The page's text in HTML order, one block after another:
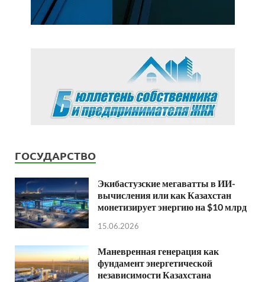
ГОСУДАРСТВО
Экибастузские мегаватты в ИИ-
вычисления или как Казахстан
монетизирует энергию на $10 млрд
15.06.2026
Маневренная генерация как
фундамент энергетической
независимости Казахстана